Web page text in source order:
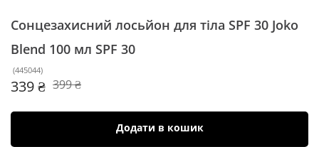
Сонцезахисний лосьйон для тіла SPF 30 Joko
Blend 100 мл SPF 30
(445044)
339 ₴ 399 ₴
Додати в кошик